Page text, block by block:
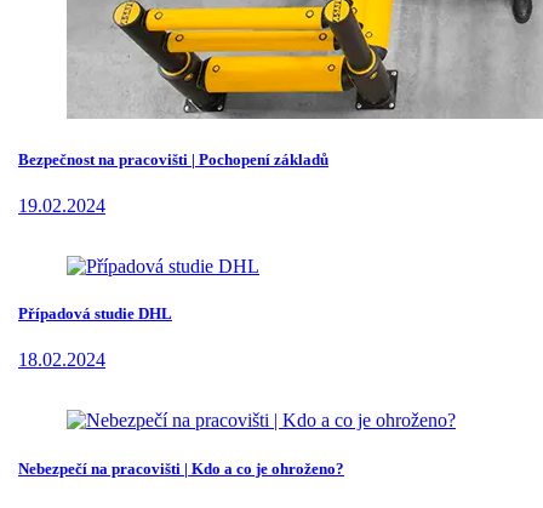
Bezpečnost na pracovišti | Pochopení základů
19.02.2024
Případová studie DHL
18.02.2024
Nebezpečí na pracovišti | Kdo a co je ohroženo?